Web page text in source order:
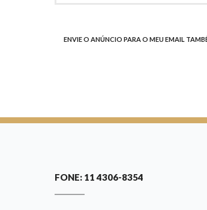
ENVIE O ANÚNCIO PARA O MEU EMAIL
FONE: 11 4306-8354